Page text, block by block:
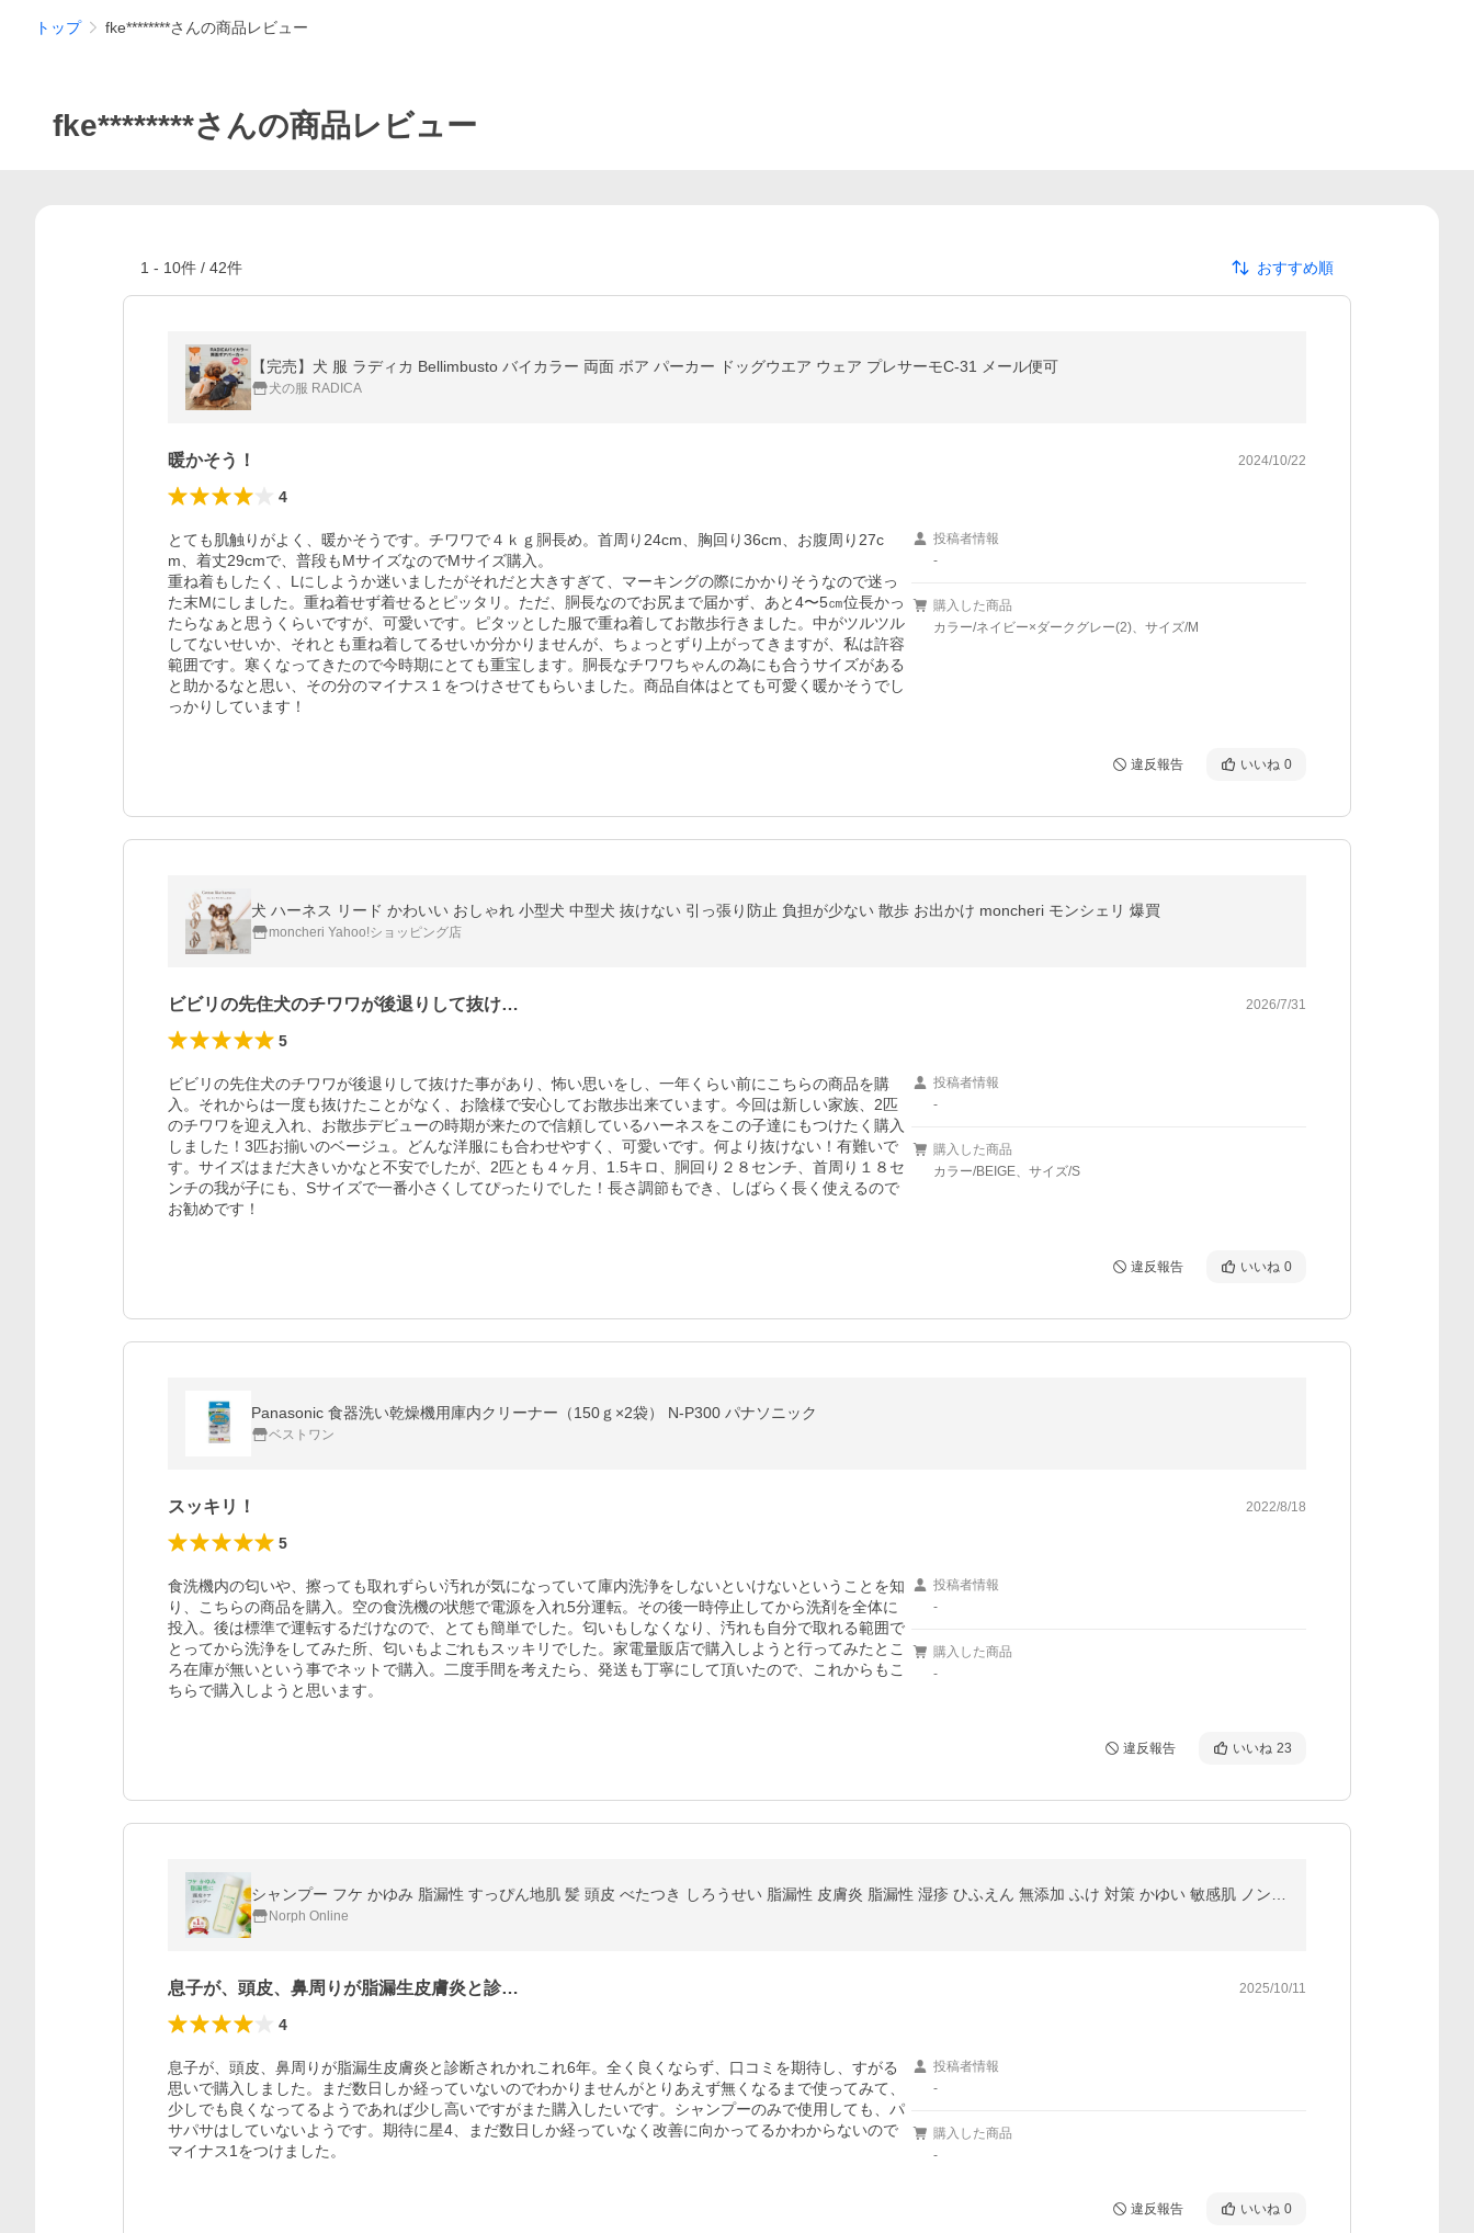
トップ fke********さんの商品レビュー
fke********さんの商品レビュー
1 - 10件 / 42件 おすすめ順
【完売】犬 服 ラディカ Bellimbusto バイカラー 両面 ボア パーカー ドッグウエア ウェア プレサーモC-31 メール便可
犬の服 RADICA
暖かそう！ 2024/10/22
4
とても肌触りがよく、暖かそうです。チワワで４ｋｇ胴長め。首周り24cm、胸回り36cm、お腹周り27c
m、着丈29cmで、普段もMサイズなのでMサイズ購入。
重ね着もしたく、Lにしようか迷いましたがそれだと大きすぎて、マーキングの際にかかりそうなので迷っ
た末Mにしました。重ね着せず着せるとピッタリ。ただ、胴長なのでお尻まで届かず、あと4〜5㎝位長かっ
たらなぁと思うくらいですが、可愛いです。ピタッとした服で重ね着してお散歩行きました。中がツルツル
してないせいか、それとも重ね着してるせいか分かりませんが、ちょっとずり上がってきますが、私は許容
範囲です。寒くなってきたので今時期にとても重宝します。胴長なチワワちゃんの為にも合うサイズがある
と助かるなと思い、その分のマイナス１をつけさせてもらいました。商品自体はとても可愛く暖かそうでし
っかりしています！
投稿者情報
-
購入した商品
カラー/ネイビー×ダークグレー(2)、サイズ/M
違反報告 いいね 0
犬 ハーネス リード かわいい おしゃれ 小型犬 中型犬 抜けない 引っ張り防止 負担が少ない 散歩 お出かけ moncheri モンシェリ 爆買
moncheri Yahoo!ショッピング店
ビビリの先住犬のチワワが後退りして抜け… 2026/7/31
5
ビビリの先住犬のチワワが後退りして抜けた事があり、怖い思いをし、一年くらい前にこちらの商品を購
入。それからは一度も抜けたことがなく、お陰様で安心してお散歩出来ています。今回は新しい家族、2匹
のチワワを迎え入れ、お散歩デビューの時期が来たので信頼しているハーネスをこの子達にもつけたく購入
しました！3匹お揃いのベージュ。どんな洋服にも合わせやすく、可愛いです。何より抜けない！有難いで
す。サイズはまだ大きいかなと不安でしたが、2匹とも４ヶ月、1.5キロ、胴回り２８センチ、首周り１８セ
ンチの我が子にも、Sサイズで一番小さくしてぴったりでした！長さ調節もでき、しばらく長く使えるので
お勧めです！
投稿者情報
-
購入した商品
カラー/BEIGE、サイズ/S
違反報告 いいね 0
Panasonic 食器洗い乾燥機用庫内クリーナー（150ｇ×2袋） N-P300 パナソニック
ベストワン
スッキリ！ 2022/8/18
5
食洗機内の匂いや、擦っても取れずらい汚れが気になっていて庫内洗浄をしないといけないということを知
り、こちらの商品を購入。空の食洗機の状態で電源を入れ5分運転。その後一時停止してから洗剤を全体に
投入。後は標準で運転するだけなので、とても簡単でした。匂いもしなくなり、汚れも自分で取れる範囲で
とってから洗浄をしてみた所、匂いもよごれもスッキリでした。家電量販店で購入しようと行ってみたとこ
ろ在庫が無いという事でネットで購入。二度手間を考えたら、発送も丁寧にして頂いたので、これからもこ
ちらで購入しようと思います。
投稿者情報
-
購入した商品
-
違反報告 いいね 23
Norph Online
息子が、頭皮、鼻周りが脂漏生皮膚炎と診… 2025/10/11
4
息子が、頭皮、鼻周りが脂漏生皮膚炎と診断されかれこれ6年。全く良くならず、口コミを期待し、すがる
思いで購入しました。まだ数日しか経っていないのでわかりませんがとりあえず無くなるまで使ってみて、
少しでも良くなってるようであれば少し高いですがまた購入したいです。シャンプーのみで使用しても、パ
サパサはしていないようです。期待に星4、まだ数日しか経っていなく改善に向かってるかわからないので
マイナス1をつけました。
投稿者情報
-
購入した商品
-
違反報告 いいね 0